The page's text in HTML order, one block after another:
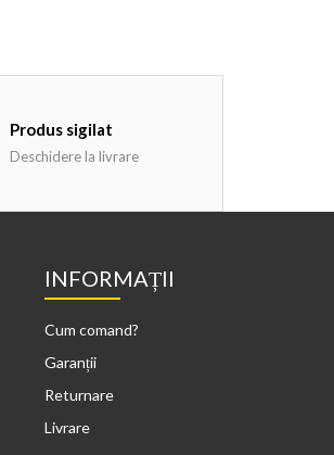
Produs sigilat
Deschidere la livrare
INFORMAȚII
Cum comand?
Garanții
Returnare
Livrare